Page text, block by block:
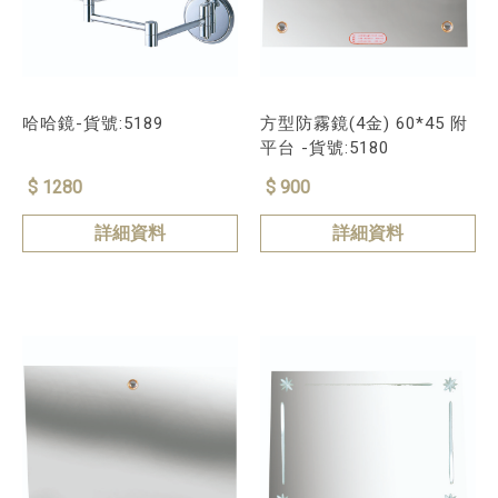
哈哈鏡-貨號:5189
$ 1280
詳細資料
方型防霧鏡(4金) 60*45 附
平台 -貨號:5180
$ 900
詳細資料